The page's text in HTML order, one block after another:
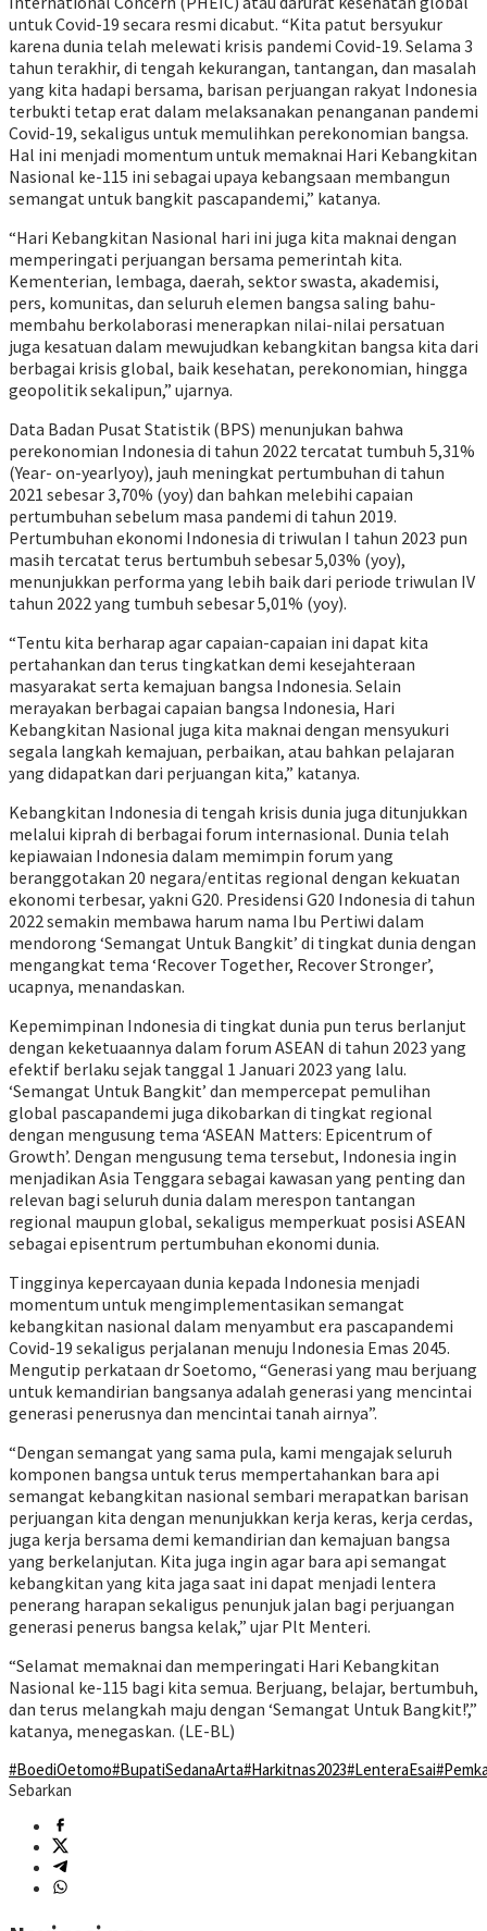
untuk Covid-19 secara resmi dicabut. “Kita patut bersyukur
karena dunia telah melewati krisis pandemi Covid-19. Selama 3
tahun terakhir, di tengah kekurangan, tantangan, dan masalah
yang kita hadapi bersama, barisan perjuangan rakyat Indonesia
terbukti tetap erat dalam melaksanakan penanganan pandemi
Covid-19, sekaligus untuk memulihkan perekonomian bangsa.
Hal ini menjadi momentum untuk memaknai Hari Kebangkitan
Nasional ke-115 ini sebagai upaya kebangsaan membangun
semangat untuk bangkit pascapandemi,” katanya.
“Hari Kebangkitan Nasional hari ini juga kita maknai dengan
memperingati perjuangan bersama pemerintah kita.
Kementerian, lembaga, daerah, sektor swasta, akademisi,
pers, komunitas, dan seluruh elemen bangsa saling bahu-
membahu berkolaborasi menerapkan nilai-nilai persatuan
juga kesatuan dalam mewujudkan kebangkitan bangsa kita dari
berbagai krisis global, baik kesehatan, perekonomian, hingga
geopolitik sekalipun,” ujarnya.
Data Badan Pusat Statistik (BPS) menunjukan bahwa
perekonomian Indonesia di tahun 2022 tercatat tumbuh 5,31%
(Year- on-yearlyoy), jauh meningkat pertumbuhan di tahun
2021 sebesar 3,70% (yoy) dan bahkan melebihi capaian
pertumbuhan sebelum masa pandemi di tahun 2019.
Pertumbuhan ekonomi Indonesia di triwulan I tahun 2023 pun
masih tercatat terus bertumbuh sebesar 5,03% (yoy),
menunjukkan performa yang lebih baik dari periode triwulan IV
tahun 2022 yang tumbuh sebesar 5,01% (yoy).
“Tentu kita berharap agar capaian-capaian ini dapat kita
pertahankan dan terus tingkatkan demi kesejahteraan
masyarakat serta kemajuan bangsa Indonesia. Selain
merayakan berbagai capaian bangsa Indonesia, Hari
Kebangkitan Nasional juga kita maknai dengan mensyukuri
segala langkah kemajuan, perbaikan, atau bahkan pelajaran
yang didapatkan dari perjuangan kita,” katanya.
Kebangkitan Indonesia di tengah krisis dunia juga ditunjukkan
melalui kiprah di berbagai forum internasional. Dunia telah
kepiawaian Indonesia dalam memimpin forum yang
beranggotakan 20 negara/entitas regional dengan kekuatan
ekonomi terbesar, yakni G20. Presidensi G20 Indonesia di tahun
2022 semakin membawa harum nama Ibu Pertiwi dalam
mendorong ‘Semangat Untuk Bangkit’ di tingkat dunia dengan
mengangkat tema ‘Recover Together, Recover Stronger’,
ucapnya, menandaskan.
Kepemimpinan Indonesia di tingkat dunia pun terus berlanjut
dengan keketuaannya dalam forum ASEAN di tahun 2023 yang
efektif berlaku sejak tanggal 1 Januari 2023 yang lalu.
‘Semangat Untuk Bangkit’ dan mempercepat pemulihan
global pascapandemi juga dikobarkan di tingkat regional
dengan mengusung tema ‘ASEAN Matters: Epicentrum of
Growth’. Dengan mengusung tema tersebut, Indonesia ingin
menjadikan Asia Tenggara sebagai kawasan yang penting dan
relevan bagi seluruh dunia dalam merespon tantangan
regional maupun global, sekaligus memperkuat posisi ASEAN
sebagai episentrum pertumbuhan ekonomi dunia.
Tingginya kepercayaan dunia kepada Indonesia menjadi
momentum untuk mengimplementasikan semangat
kebangkitan nasional dalam menyambut era pascapandemi
Covid-19 sekaligus perjalanan menuju Indonesia Emas 2045.
Mengutip perkataan dr Soetomo, “Generasi yang mau berjuang
untuk kemandirian bangsanya adalah generasi yang mencintai
generasi penerusnya dan mencintai tanah airnya”.
“Dengan semangat yang sama pula, kami mengajak seluruh
komponen bangsa untuk terus mempertahankan bara api
semangat kebangkitan nasional sembari merapatkan barisan
perjuangan kita dengan menunjukkan kerja keras, kerja cerdas,
juga kerja bersama demi kemandirian dan kemajuan bangsa
yang berkelanjutan. Kita juga ingin agar bara api semangat
kebangkitan yang kita jaga saat ini dapat menjadi lentera
penerang harapan sekaligus penunjuk jalan bagi perjuangan
generasi penerus bangsa kelak,” ujar Plt Menteri.
“Selamat memaknai dan memperingati Hari Kebangkitan
Nasional ke-115 bagi kita semua. Berjuang, belajar, bertumbuh,
dan terus melangkah maju dengan ‘Semangat Untuk Bangkit!’,”
katanya, menegaskan. (LE-BL)
#BoediOetomo#BupatiSedanaArta#Harkitnas2023#LenteraEsai
Sebarkan